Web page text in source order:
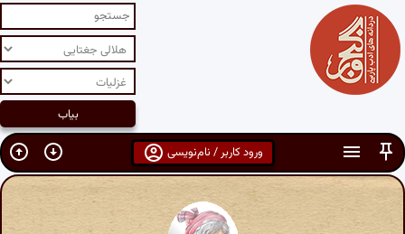
ورود کاربر / نام‌نویسی